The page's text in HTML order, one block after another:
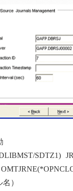
SDTZ1)
）